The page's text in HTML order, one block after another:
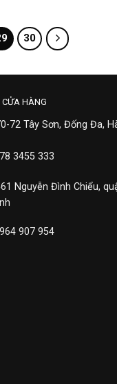
30
CỬA HÀNG
72 Tây Sơn, Đống Đa,
3455 333
Nguyễn Đình Chiểu,
907 954